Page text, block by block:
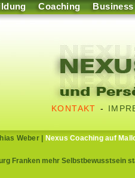
Coaching Business
KONTAKT -
Weber| Nexus Coaching auf
Franken mehr Selbstbewusstsein